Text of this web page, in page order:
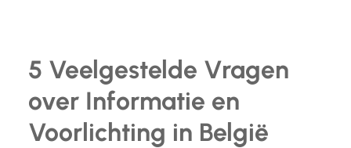
5 Veelgestelde Vragen
over Informatie en
Voorlichting in België